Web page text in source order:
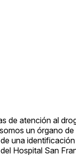
de atención al
un órgano
una
Hospital San